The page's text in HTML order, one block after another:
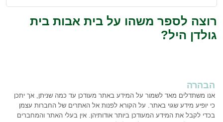
רוצה לספר משהו על בית אבות בית
גולדן היל?
הבהרה
אנו משתדלים מאד לשמור על המידע באתר מעודכן עד כמה שניתן, אך יתכן
כי יופיע מידע שגוי באתר. על הקורא לפנות אל האתרים של החברות עצמן
בכדי לקבל את המידע המעודכן ביותר אודותיהן. אין בעלי האתר והמחברים